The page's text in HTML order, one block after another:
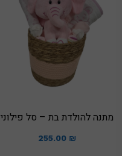
מתנה להולדת בת – סל פילוני
255.00 ₪